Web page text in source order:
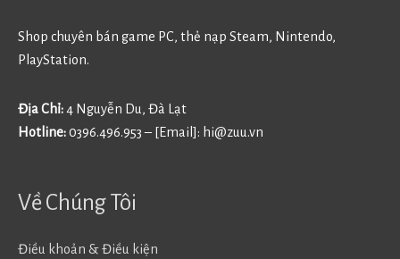
Shop chuyên bán game PC, thẻ nạp Steam, Nintendo,
PlayStation.
Địa Chỉ:4 Nguyễn Du, Đà Lạt
Hotline:0396.496.953 – [Email]: hi@zuu.vn
Về Chúng Tôi
Điều khoản & Điều kiện